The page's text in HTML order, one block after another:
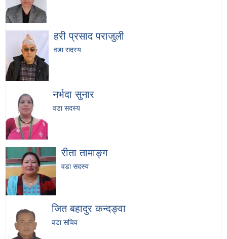
हरी प्रसाद पराजुली
वडा सदस्य
नर्भदा सुनार
वडा सदस्य
रीता तामाङ्ग
वडा सदस्य
जित बहादुर कन्दङ्वा
वडा सचिव